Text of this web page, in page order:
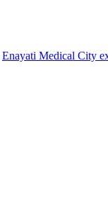
Enayati Medical City